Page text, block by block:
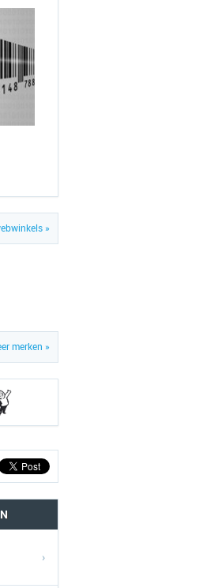
»
merken »
›